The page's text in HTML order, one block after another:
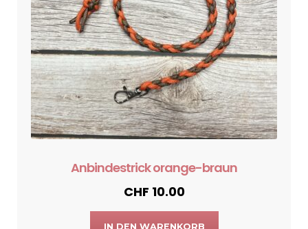
Anbindestrick orange-braun
CHF 10.00
IN DEN WARENKORB